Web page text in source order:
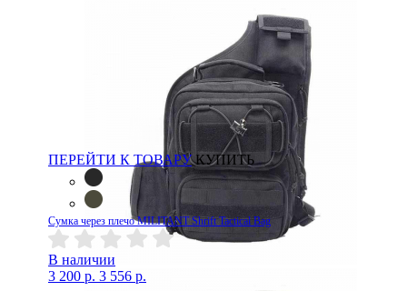
ПЕРЕЙТИ К ТОВАРУ КУПИТЬ
Сумка через плечо MILITANT Shrift Tactical Bag
В наличии
3 200 р. 3 556 р.